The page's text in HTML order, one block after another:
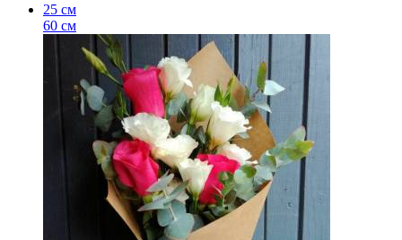
25 см
60 см